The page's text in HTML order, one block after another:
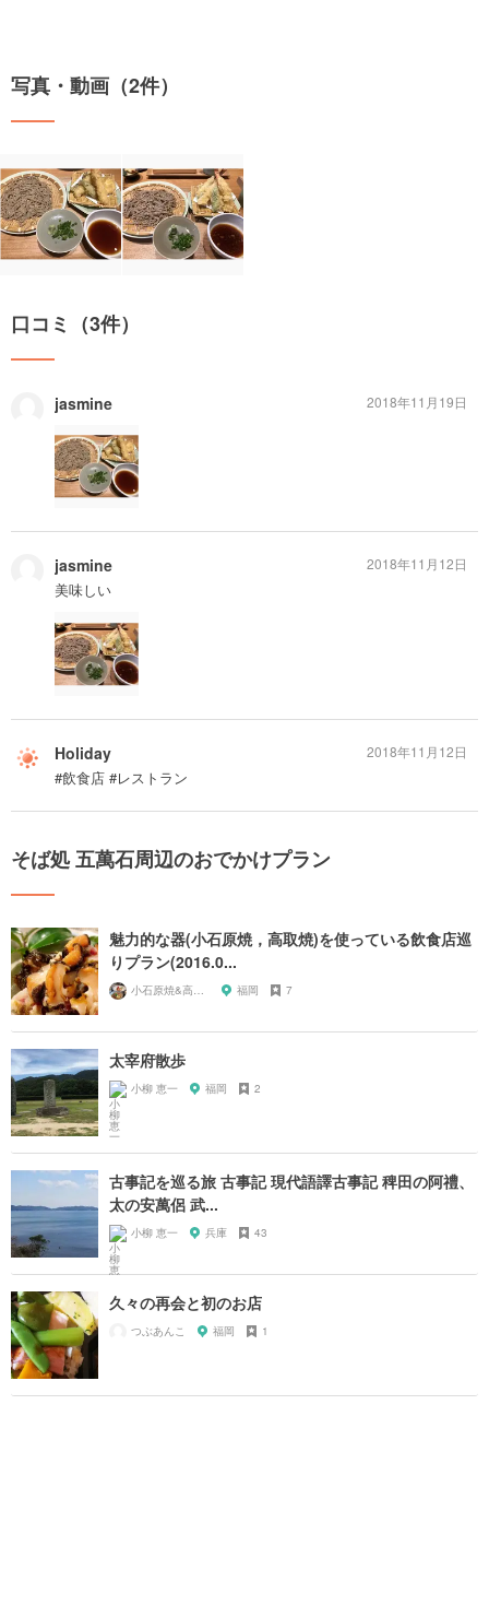
写真・動画（2件）
口コミ（3件）
jasmine 2018年11月19日
jasmine
美味しい
2018年11月12日
Holiday
#飲食店 #レストラン
2018年11月12日
そば処 五萬石周辺のおでかけプラン
魅力的な器(小石原焼，高取焼)を使っている飲食店巡
りプラン(2016.0...
小石原焼&高取焼ファンクラブ 福岡 7
太宰府散歩
小柳 恵一 福岡 2
古事記を巡る旅 古事記 現代語譯古事記 稗田の阿禮、
太の安萬侶 武...
小柳 恵一 兵庫 43
久々の再会と初のお店
つぶあんこ 福岡 1